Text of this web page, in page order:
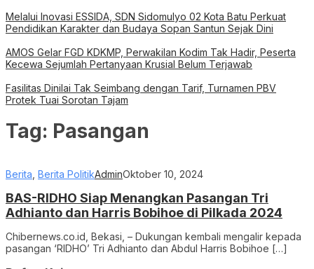
Melalui Inovasi ESSIDA, SDN Sidomulyo 02 Kota Batu Perkuat
Pendidikan Karakter dan Budaya Sopan Santun Sejak Dini
AMOS Gelar FGD KDKMP, Perwakilan Kodim Tak Hadir, Peserta
Kecewa Sejumlah Pertanyaan Krusial Belum Terjawab
Fasilitas Dinilai Tak Seimbang dengan Tarif, Turnamen PBV
Protek Tuai Sorotan Tajam
Tag: Pasangan
Berita Berita PolitikAdminOktober 10, 2024
BAS-RIDHO Siap Menangkan Pasangan Tri
Adhianto dan Harris Bobihoe di Pilkada 2024
Chibernews.co.id, Bekasi, – Dukungan kembali mengalir kepada
pasangan ‘RIDHO’ Tri Adhianto dan Abdul Harris Bobihoe […]